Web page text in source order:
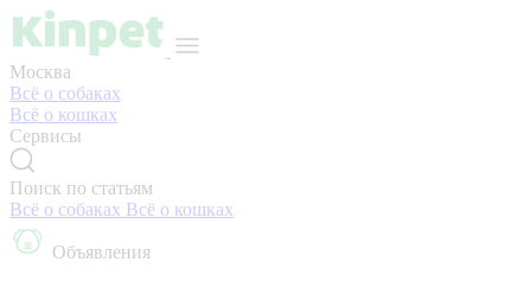
Москва
Всё о собаках
Всё о кошках
Сервисы
Поиск по статьям
Всё о собаках Всё о кошках
Объявления